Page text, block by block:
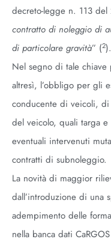
decreto-legge n. 113
contratto di noleggio di
di particolare gravità” (2).
Nel segno di tale chiave
altresì, l’obbligo per gli
conducente di veicoli,
del veicolo, quali targa
eventuali intervenuti
contratti di subnoleggio.
La novità di maggior
dall’introduzione di una
adempimento delle
nella banca dati